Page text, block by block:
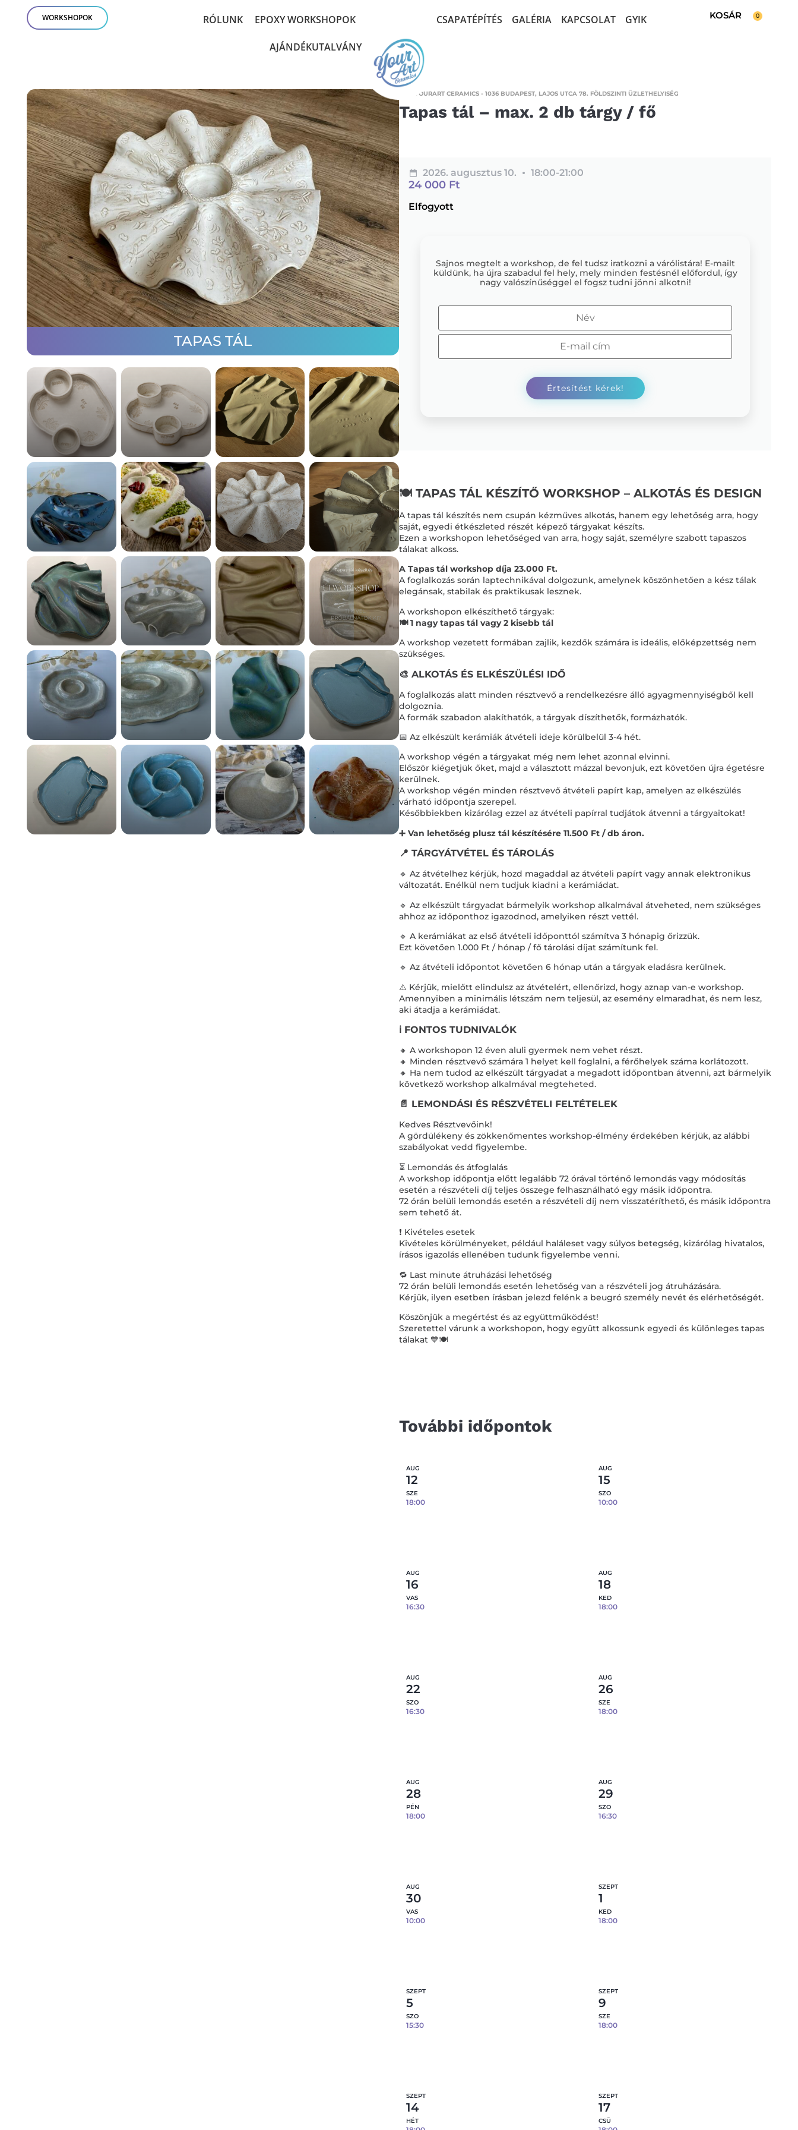
WORKSHOPOK RÓLUNK EPOXY WORKSHOPOK
AJÁNDÉKUTALVÁNY
CSAPATÉPÍTÉS GALÉRIA KAPCSOLAT GYIK 0
TAPAS TÁL
YOURART CERAMICS - 1036 BUDAPEST, LAJOS UTCA 78. FÖLDSZINTI ÜZLETHELYISÉG
Tapas tál – max. 2 db tárgy / fő
2026. augusztus 10. 18:00-21:00
24 000 Ft
Elfogyott
Sajnos megtelt a workshop, de fel tudsz iratkozni a várólistára! E-mailt
küldünk, ha újra szabadul fel hely, mely minden festésnél előfordul, így
nagy valószínűséggel el fogsz tudni jönni alkotni!
🍽️ TAPAS TÁL KÉSZÍTŐ WORKSHOP – ALKOTÁS ÉS DESIGN
A tapas tál készítés nem csupán kézműves alkotás, hanem egy lehetőség arra, hogy
saját, egyedi étkészleted részét képező tárgyakat készíts.
Ezen a workshopon lehetőséged van arra, hogy saját, személyre szabott tapaszos
tálakat alkoss.
A Tapas tál workshop díja 23.000 Ft.
A foglalkozás során laptechnikával dolgozunk, amelynek köszönhetően a kész tálak
elegánsak, stabilak és praktikusak lesznek.
A workshopon elkészíthető tárgyak:
🍽️ 1 nagy tapas tál vagy 2 kisebb tál
A workshop vezetett formában zajlik, kezdők számára is ideális, előképzettség nem
szükséges.
🎨 ALKOTÁS ÉS ELKÉSZÜLÉSI IDŐ
A foglalkozás alatt minden résztvevő a rendelkezésre álló agyagmennyiségből kell
dolgoznia.
A formák szabadon alakíthatók, a tárgyak díszíthetők, formázhatók.
📅 Az elkészült kerámiák átvételi ideje körülbelül 3-4 hét.
A workshop végén a tárgyakat még nem lehet azonnal elvinni.
Először kiégetjük őket, majd a választott mázzal bevonjuk, ezt követően újra égetésre
kerülnek.
A workshop végén minden résztvevő átvételi papírt kap, amelyen az elkészülés
várható időpontja szerepel.
Későbbiekben kizárólag ezzel az átvételi papírral tudjátok átvenni a tárgyaitokat!
➕ Van lehetőség plusz tál készítésére 11.500 Ft / db áron.
📍 TÁRGYÁTVÉTEL ÉS TÁROLÁS
🔹 Az átvételhez kérjük, hozd magaddal az átvételi papírt vagy annak elektronikus
változatát. Enélkül nem tudjuk kiadni a kerámiádat.
🔹 Az elkészült tárgyadat bármelyik workshop alkalmával átveheted, nem szükséges
ahhoz az időponthoz igazodnod, amelyiken részt vettél.
🔹 A kerámiákat az első átvételi időponttól számítva 3 hónapig őrizzük.
Ezt követően 1.000 Ft / hónap / fő tárolási díjat számítunk fel.
🔹 Az átvételi időpontot követően 6 hónap után a tárgyak eladásra kerülnek.
⚠️ Kérjük, mielőtt elindulsz az átvételért, ellenőrizd, hogy aznap van-e workshop.
Amennyiben a minimális létszám nem teljesül, az esemény elmaradhat, és nem lesz,
aki átadja a kerámiádat.
ℹ️ FONTOS TUDNIVALÓK
🔸 A workshopon 12 éven aluli gyermek nem vehet részt.
🔸 Minden résztvevő számára 1 helyet kell foglalni, a férőhelyek száma korlátozott.
🔸 Ha nem tudod az elkészült tárgyadat a megadott időpontban átvenni, azt bármelyik
következő workshop alkalmával megteheted.
📄 LEMONDÁSI ÉS RÉSZVÉTELI FELTÉTELEK
Kedves Résztvevőink!
A gördülékeny és zökkenőmentes workshop-élmény érdekében kérjük, az alábbi
szabályokat vedd figyelembe.
⏳ Lemondás és átfoglalás
A workshop időpontja előtt legalább 72 órával történő lemondás vagy módosítás
esetén a részvételi díj teljes összege felhasználható egy másik időpontra.
72 órán belüli lemondás esetén a részvételi díj nem visszatéríthető, és másik időpontra
sem tehető át.
❗ Kivételes esetek
Kivételes körülményeket, például haláleset vagy súlyos betegség, kizárólag hivatalos,
írásos igazolás ellenében tudunk figyelembe venni.
🔁 Last minute átruházási lehetőség
72 órán belüli lemondás esetén lehetőség van a részvételi jog átruházására.
Kérjük, ilyen esetben írásban jelezd felénk a beugró személy nevét és elérhetőségét.
Köszönjük a megértést és az együttműködést!
Szeretettel várunk a workshopon, hogy együtt alkossunk egyedi és különleges tapas
tálakat 💙🍽️
További időpontok
AUG
12
SZE
18:00
AUG
15
SZO
10:00
AUG
16
VAS
16:30
AUG
18
KED
18:00
AUG
22
SZO
16:30
AUG
26
SZE
18:00
AUG
28
PÉN
18:00
AUG
29
SZO
16:30
AUG
30
VAS
10:00
SZEPT
1
KED
18:00
SZEPT
5
SZO
15:30
SZEPT
9
SZE
18:00
SZEPT
14
HÉT
SZEPT
17
CSÜ